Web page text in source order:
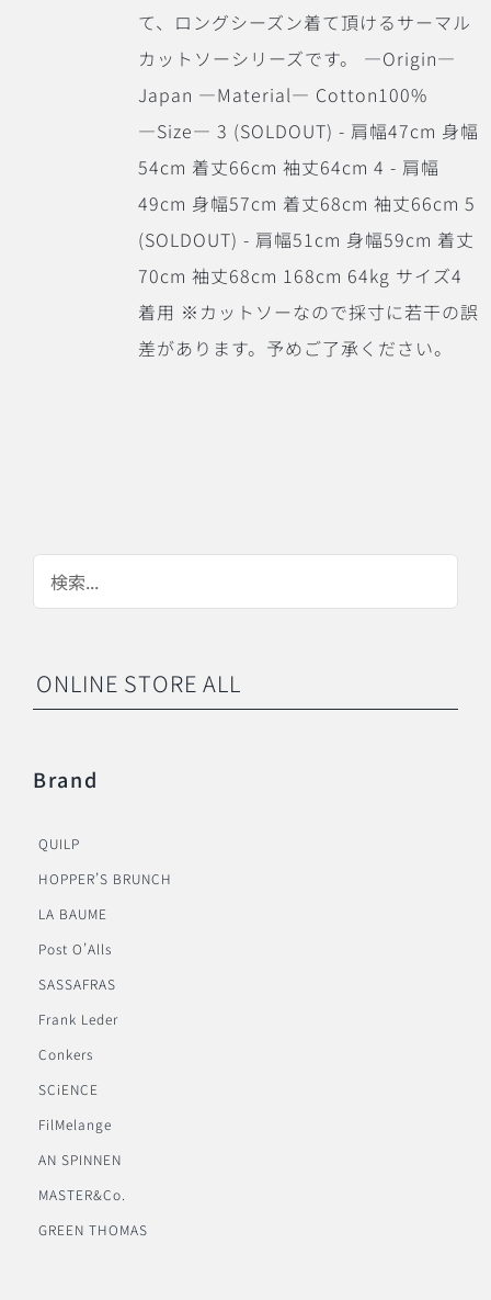
て、ロングシーズン着て頂けるサーマル
カットソーシリーズです。 ―Origin―
Japan ―Material― Cotton100%
―Size― 3 (SOLDOUT) - 肩幅47cm 身幅
54cm 着丈66cm 袖丈64cm 4 - 肩幅
49cm 身幅57cm 着丈68cm 袖丈66cm 5
(SOLDOUT) - 肩幅51cm 身幅59cm 着丈
70cm 袖丈68cm 168cm 64kg サイズ4
着用 ※カットソーなので採寸に若干の誤
差があります。予めご了承ください。
ONLINE STORE ALL
Brand
QUILP
HOPPER’S BRUNCH
LA BAUME
Post O’Alls
SASSAFRAS
Frank Leder
Conkers
SCiENCE
FilMelange
AN SPINNEN
MASTER&Co.
GREEN THOMAS